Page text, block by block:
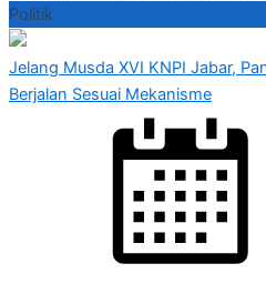
Politik
Jelang Musda XVI KNPI Jabar,
Berjalan Sesuai Mekanisme